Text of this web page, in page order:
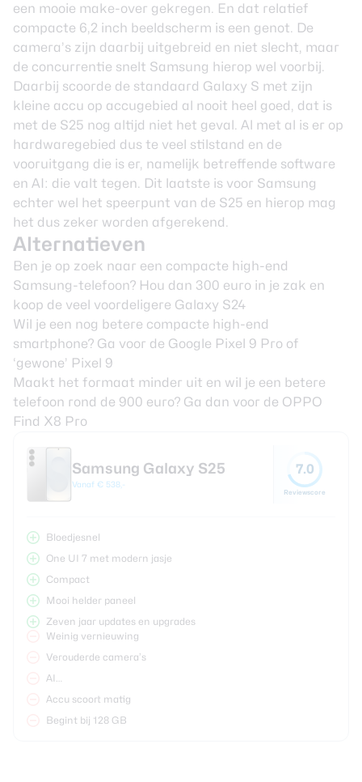
een mooie make-over gekregen. En dat relatief
compacte 6,2 inch beeldscherm is een genot. De
camera’s zijn daarbij uitgebreid en niet slecht, maar
de concurrentie snelt Samsung hierop wel voorbij.
Daarbij scoorde de standaard Galaxy S met zijn
kleine accu op accugebied al nooit heel goed, dat is
met de S25 nog altijd niet het geval. Al met al is er op
hardwaregebied dus te veel stilstand en de
vooruitgang die is er, namelijk betreffende software
en AI: die valt tegen. Dit laatste is voor Samsung
echter wel het speerpunt van de S25 en hierop mag
het dus zeker worden afgerekend.
Alternatieven
Ben je op zoek naar een compacte high-end
Samsung-telefoon? Hou dan 300 euro in je zak en
koop de veel voordeligere Galaxy S24
Wil je een nog betere compacte high-end
smartphone? Ga voor de Google Pixel 9 Pro of
‘gewone’ Pixel 9
Maakt het formaat minder uit en wil je een betere
telefoon rond de 900 euro? Ga dan voor de OPPO
Find X8 Pro
Samsung Galaxy S25
Vanaf € 538,-
7.0
Reviewscore
Bloedjesnel
One UI 7 met modern jasje
Compact
Mooi helder paneel
Zeven jaar updates en upgrades
Weinig vernieuwing
Verouderde camera’s
AI…
Accu scoort matig
Begint bij 128 GB